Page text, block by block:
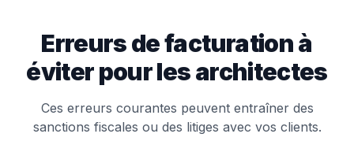
Erreurs de facturation à
éviter pour lesarchitectes
Ces erreurs courantes peuvent entraîner des
sanctions fiscales ou des litiges avec vos clients.